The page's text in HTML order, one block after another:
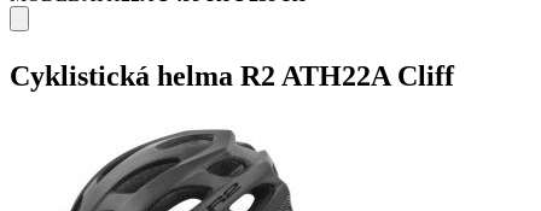
Cyklistická helma R2 ATH22A Cliff